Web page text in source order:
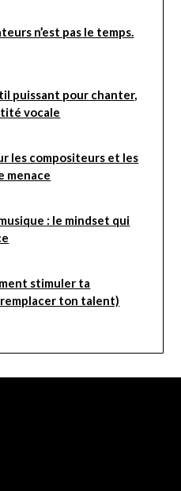
n’est pas le temps.
puissant pour chanter,
vocale
les compositeurs et les
menace
: le mindset qui
stimuler ta
ton talent)